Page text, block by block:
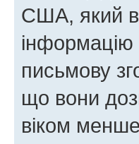
США, який
інформацію
письмову
що вони
віком